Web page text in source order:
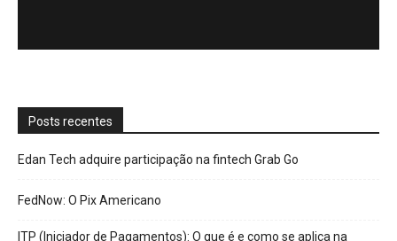
Posts recentes
Edan Tech adquire participação na fintech Grab Go
FedNow: O Pix Americano
ITP (Iniciador de Pagamentos): O que é e como se aplica na